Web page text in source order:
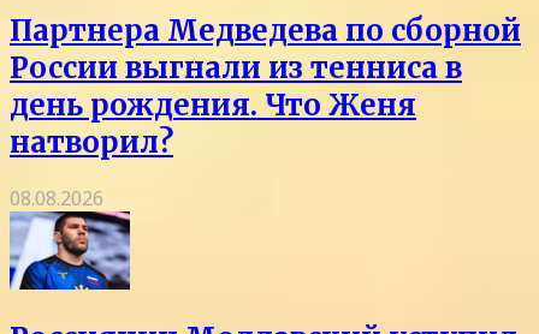
Партнера Медведева по сборной
России выгнали из тенниса в
день рождения. Что Женя
натворил?
08.08.2026